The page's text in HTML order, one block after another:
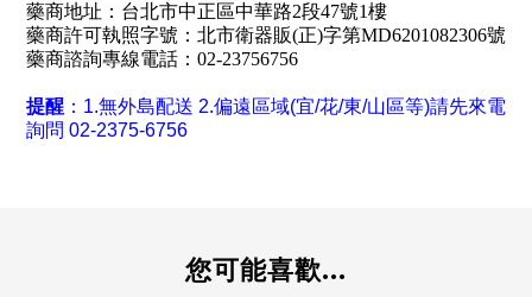
藥商地址：台北市中正區中華路2段47號1樓
藥商許可執照字號：北市衛器販(正)字第MD6201082306號
藥商諮詢專線電話：02-23756756
提醒 ：1.無外島配送 2.偏遠區域(宜/花/東/山區等)請先來電
詢問 02-2375-6756
您可能喜歡...